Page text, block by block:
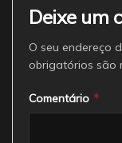
Deixe um
O seu endereço
obrigatórios são
Comentário *